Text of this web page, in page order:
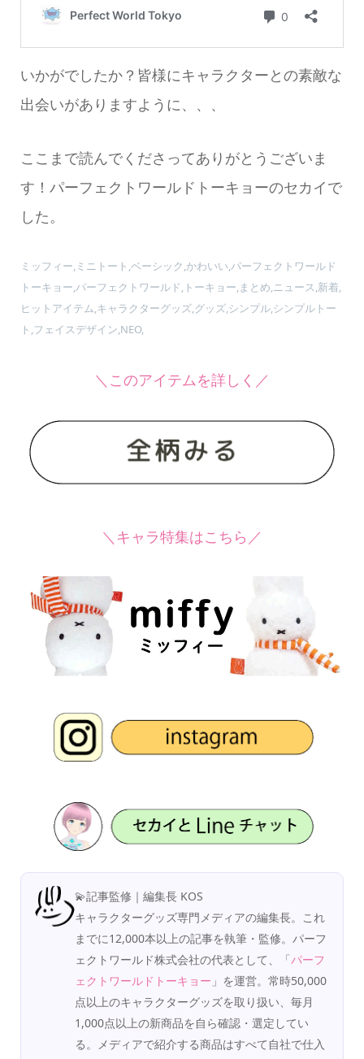
いかがでしたか？皆様にキャラクターとの素敵な
出会いがありますように、、、
ここまで読んでくださってありがとうございま
す！パーフェクトワールドトーキョーのセカイで
した。
ミッフィー,ミニトート,ベーシック,かわいい,パーフェクトワールド
トーキョー,パーフェクトワールド,トーキョー,まとめ,ニュース,新着,
ヒットアイテム,キャラクターグッズ,グッズ,シンプル,シンプルトー
ト,フェイスデザイン,NEO,
＼このアイテムを詳しく／
＼キャラ特集はこちら／
💫記事監修｜編集長 KOS
キャラクターグッズ専門メディアの編集長。これ
までに12,000本以上の記事を執筆・監修。パーフ
ェクトワールド株式会社の代表として、「パーフ
ェクトワールドトーキョー 」を運営。常時50,000
点以上のキャラクターグッズを取り扱い、毎月
1,000点以上の新商品を自ら確認・選定してい
る。メディアで紹介する商品はすべて自社で仕入